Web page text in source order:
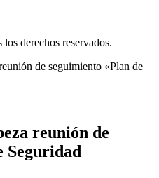
derechos reservados.
de seguimiento «Plan de
reunión de
Seguridad